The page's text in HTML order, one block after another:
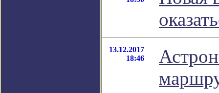
13.12.2017
18:46